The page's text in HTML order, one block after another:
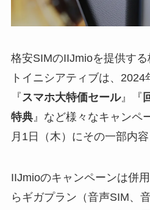
格安SIMのIIJmioを提供す
トイニシアティブは、2024
『 スマホ大特価セール』『
特典』など様々なキャンペ
月1日（木）にその一部内容
IIJmioのキャンペーンは併
らギガプラン（音声SIM、